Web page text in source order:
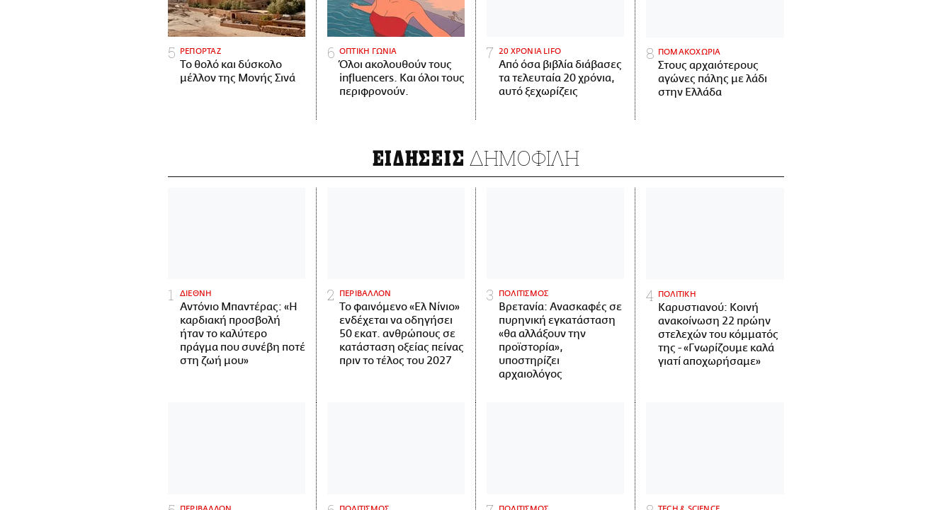
ΡΕΠΟΡΤΑΖ
Το θολό και δύσκολο
μέλλον της Μονής Σινά
ΟΠΤΙΚΗ ΓΩΝΙΑ
Όλοι ακολουθούν τους
influencers. Και όλοι τους
περιφρονούν.
20 ΧΡΟΝΙΑ LIFO
Από όσα βιβλία διάβασες
τα τελευταία 20 χρόνια,
αυτό ξεχωρίζεις
ΠΟΜΑΚΟΧΩΡΙΑ
Στους αρχαιότερους
αγώνες πάλης με λάδι
στην Ελλάδα
ΕΙΔΗΣΕΙΣ ΔΗΜΟΦΙΛΗ
ΔΙΕΘΝΗ
Αντόνιο Μπαντέρας: «Η
καρδιακή προσβολή
ήταν το καλύτερο
πράγμα που συνέβη ποτέ
στη ζωή μου»
ΠΕΡΙΒΑΛΛΟΝ
Το φαινόμενο «Ελ Νίνιο»
ενδέχεται να οδηγήσει
50 εκατ. ανθρώπους σε
κατάσταση οξείας πείνας
πριν το τέλος του 2027
ΠΟΛΙΤΙΣΜΟΣ
Βρετανία: Ανασκαφές σε
πυρηνική εγκατάσταση
«θα αλλάξουν την
προϊστορία»,
υποστηρίζει
αρχαιολόγος
ΠΟΛΙΤΙΚΗ
Καρυστιανού: Κοινή
ανακοίνωση 22 πρώην
στελεχών του κόμματός
της - «Γνωρίζουμε καλά
γιατί αποχωρήσαμε»